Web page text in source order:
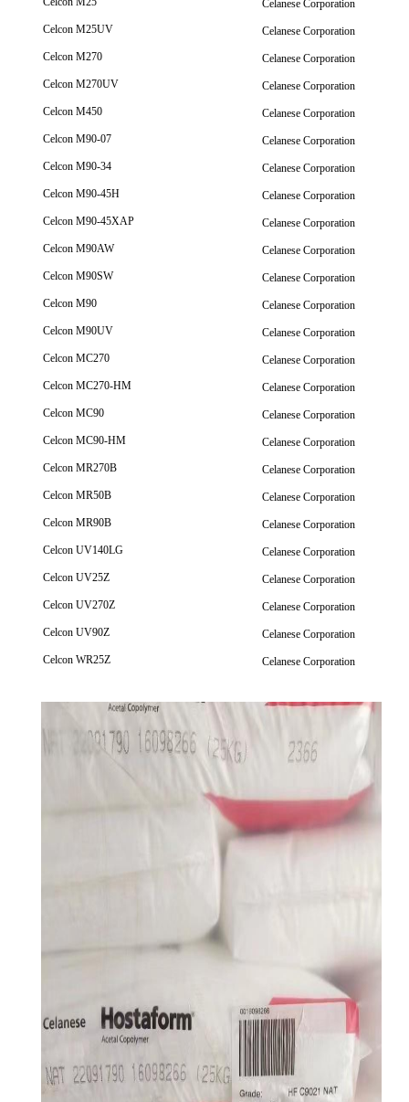
Celanese Corporation
Celcon M25UV
Celanese Corporation
Celcon M270
Celanese Corporation
Celcon M270UV
Celanese Corporation
Celcon M450
Celanese Corporation
Celcon M90-07
Celanese Corporation
Celcon M90-34
Celanese Corporation
Celcon M90-45H
Celanese Corporation
Celcon M90-45XAP
Celanese Corporation
Celcon M90AW
Celanese Corporation
Celcon M90SW
Celanese Corporation
Celcon M90
Celanese Corporation
Celcon M90UV
Celanese Corporation
Celcon MC270
Celanese Corporation
Celcon MC270-HM
Celanese Corporation
Celcon MC90
Celanese Corporation
Celcon MC90-HM
Celanese Corporation
Celcon MR270B
Celanese Corporation
Celcon MR50B
Celanese Corporation
Celcon MR90B
Celanese Corporation
Celcon UV140LG
Celanese Corporation
Celcon UV25Z
Celanese Corporation
Celcon UV270Z
Celanese Corporation
Celcon UV90Z
Celanese Corporation
Celcon WR25Z
Celanese Corporation